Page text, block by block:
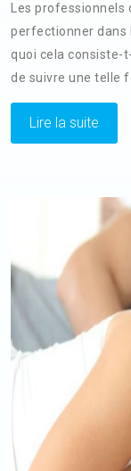
Les
perfectionner dans
quoi cela consiste-
de suivre une telle
Lire la suite